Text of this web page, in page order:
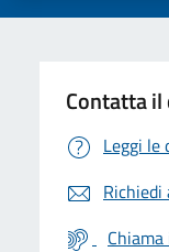
Contatta
Leggi le
Richiedi